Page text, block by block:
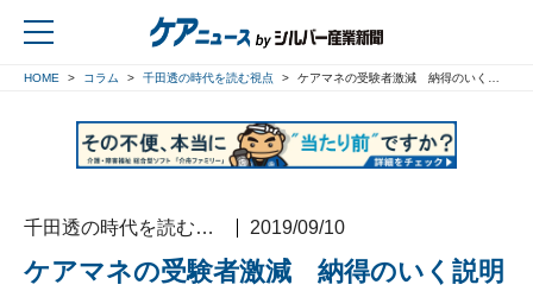
HOME コラム 千田透の時代を読む視点 ケアマネの受験者激減 納得のいく説明を／千田透（連載７３）
千田透の時代を読む視点 2019/09/10
ケアマネの受験者激減 納得のいく説明